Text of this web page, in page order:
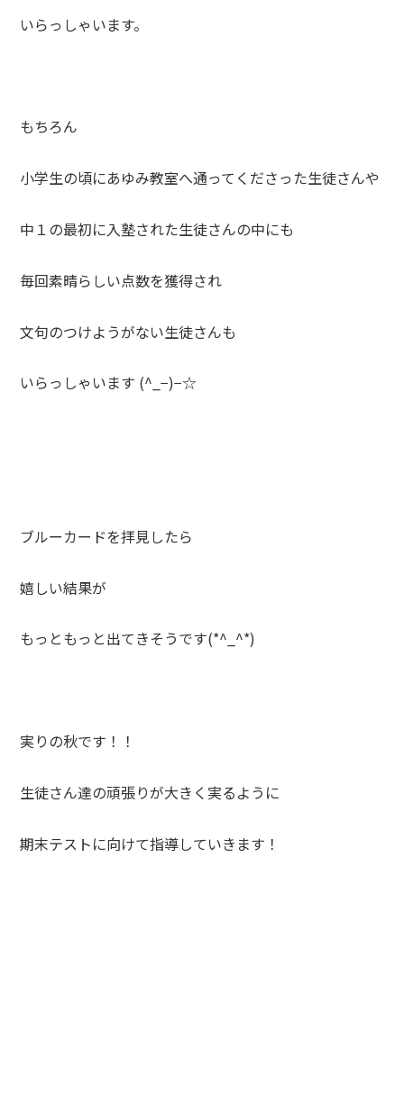
いらっしゃいます。
もちろん
小学生の頃にあゆみ教室へ通ってくださった生徒さんや
中１の最初に入塾された生徒さんの中にも
毎回素晴らしい点数を獲得され
文句のつけようがない生徒さんも
いらっしゃいます (^_−)−☆
ブルーカードを拝見したら
嬉しい結果が
もっともっと出てきそうです(*^_^*)
実りの秋です！！
生徒さん達の頑張りが大きく実るように
期末テストに向けて指導していきます！